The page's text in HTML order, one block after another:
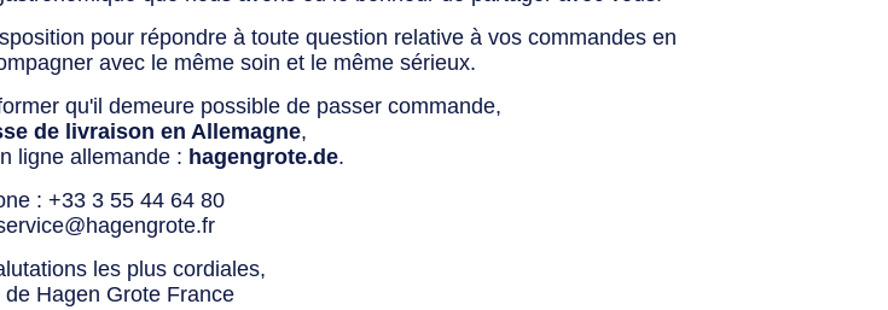
pour répondre à toute question relative à vos commandes en
avec le même soin et le même sérieux.
qu'il demeure possible de passer commande,
de livraison en Allemagne,
ligne allemande : hagengrote.de.
: +33 3 55 44 64 80
les plus cordiales,
de Hagen Grote France